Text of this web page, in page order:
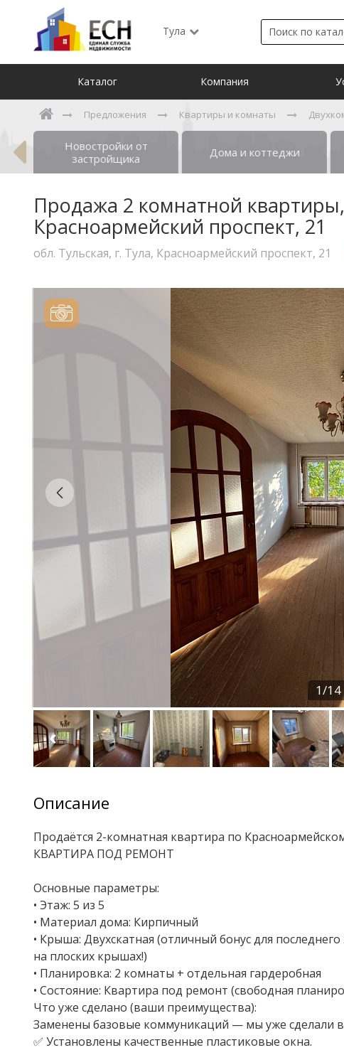
Тула
Каталог Компания
Предложения Квартиры и комнаты
Новостройки от
застройщика
Дома и коттеджи
Продажа 2 комнатной
Красноармейский проспект, 21
обл. Тульская, г. Тула, Красноармейский проспект, 21
1/14
Описание
Продаётся 2-комнатная квартира по
КВАРТИРА ПОД РЕМОНТ
Основные параметры:
• Этаж: 5 из 5
• Материал дома: Кирпичный
• Крыша: Двухскатная (отличный бонус для
на плоских крышах!)
• Планировка: 2 комнаты + отдельная гардеробная
• Состояние: Квартира под ремонт (свободная
Что уже сделано (ваши преимущества):
Заменены базовые коммуникаций — мы уже сделали
✅ Установлены качественные пластиковые окна.